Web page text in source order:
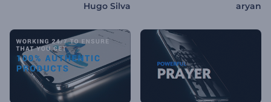
aryan
Hugo Silva